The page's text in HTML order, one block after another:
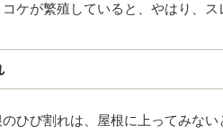
ケが繁殖していると、やはり、
ひび割れは、屋根に上ってみない